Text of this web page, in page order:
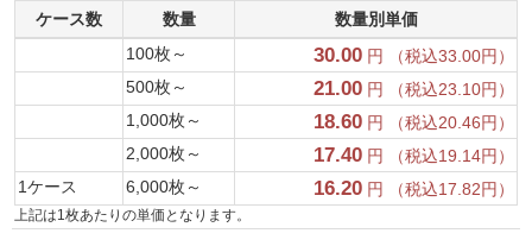
ケース数
数量
数量別単価
100枚～
30.00 円 （税込33.00円）
500枚～
21.00 円 （税込23.10円）
1,000枚～
18.60 円 （税込20.46円）
2,000枚～
17.40 円 （税込19.14円）
1ケース
6,000枚～ 16.20 円 （税込17.82円）
上記は1枚あたりの単価となります。